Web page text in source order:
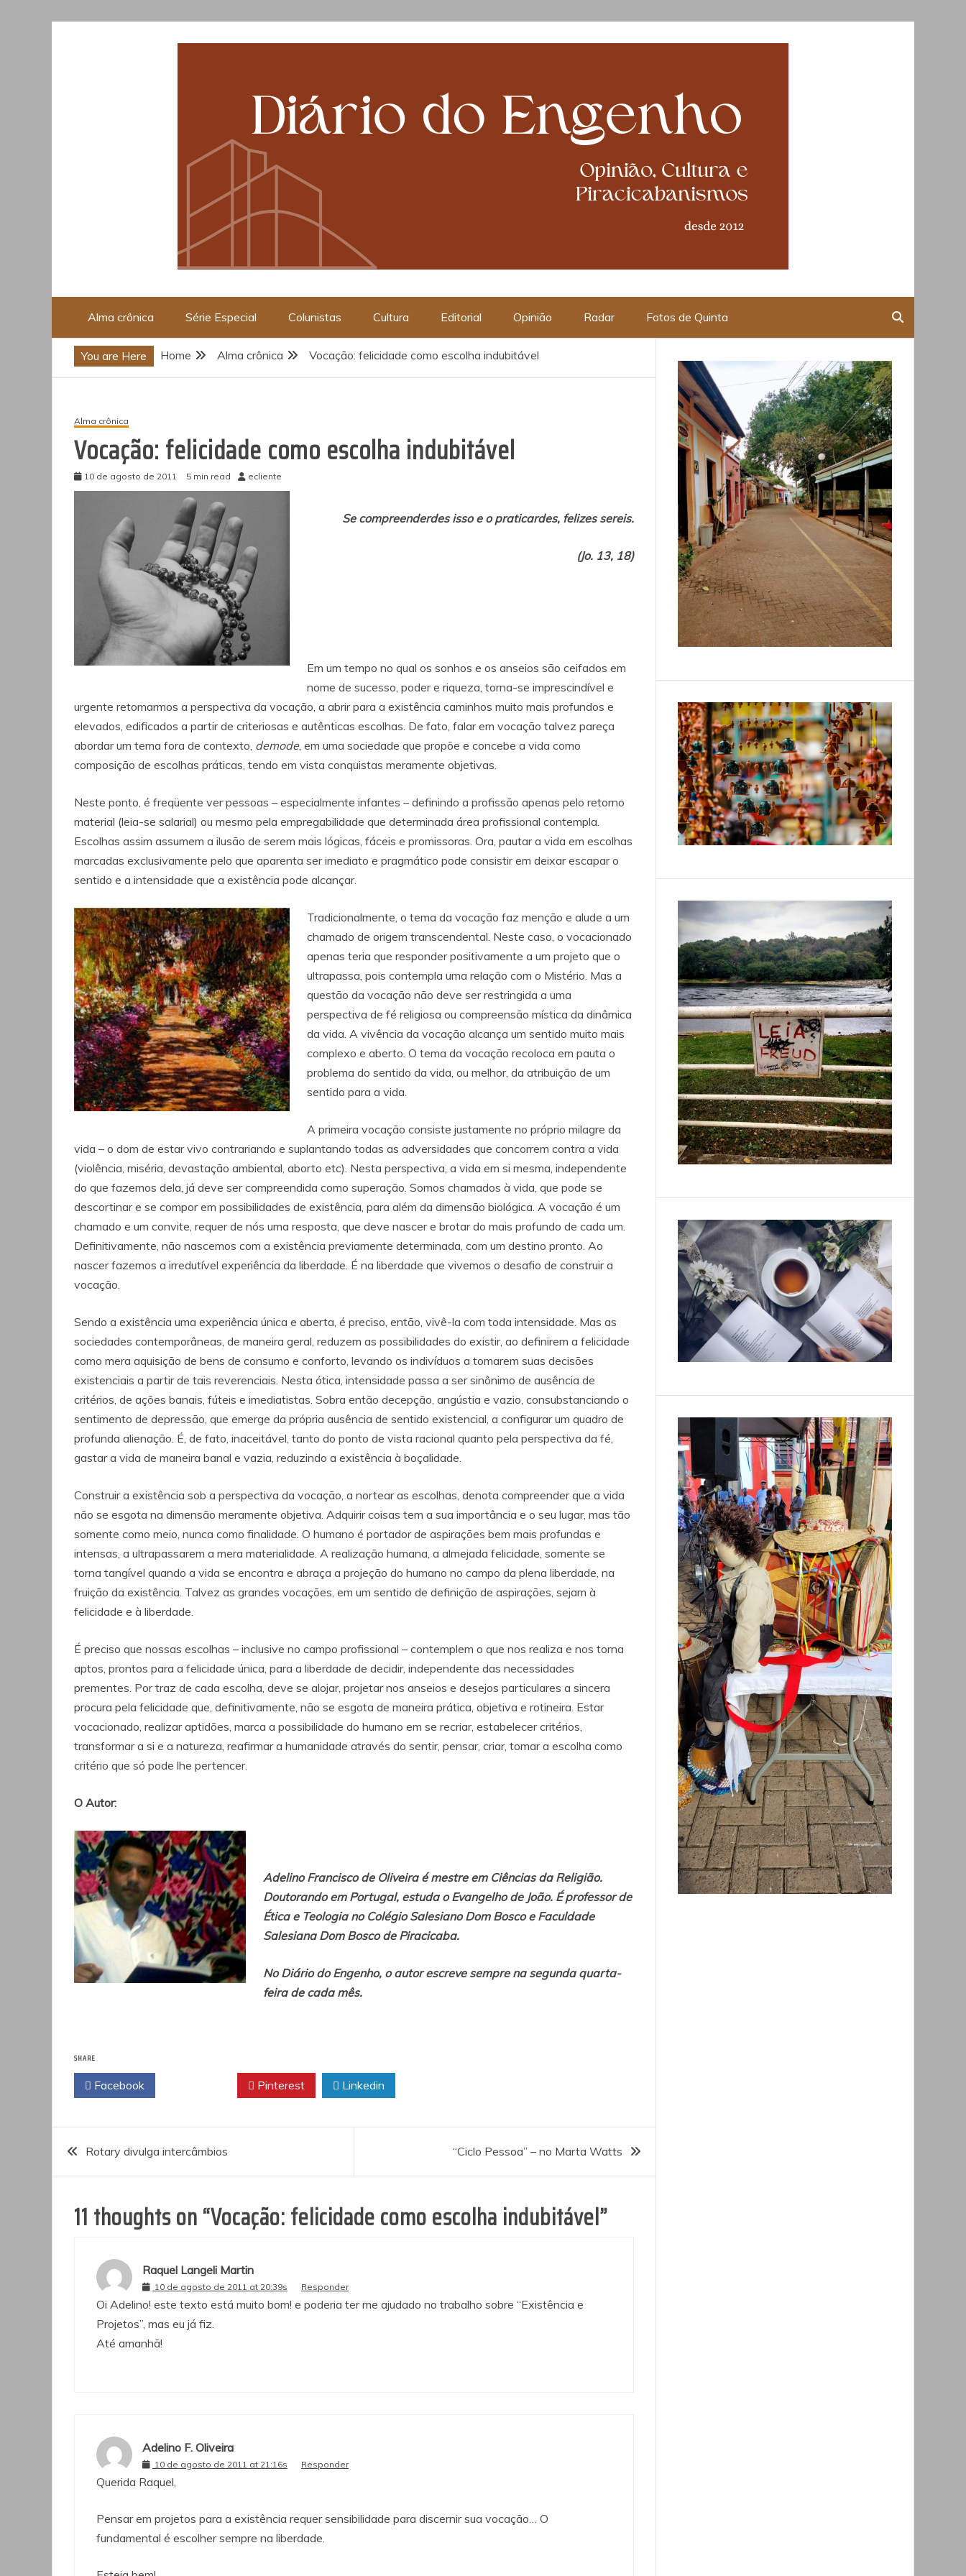
Opinião, Cultura e Piracicabanismos
Alma crônica Série Especial Colunistas Cultura Editorial Opinião Radar Fotos de Quinta
You are Here Home Alma crônica Vocação: felicidade como escolha indubitável
Alma crônica
Vocação: felicidade como escolha indubitável
10 de agosto de 2011 5 min read ecliente
Se compreenderdes isso e o praticardes, felizes sereis.
(Jo. 13, 18)
Em um tempo no qual os sonhos e os anseios são ceifados em
nome de sucesso, poder e riqueza, torna-se imprescindível e
urgente retomarmos a perspectiva da vocação, a abrir para a existência caminhos muito mais profundos e
elevados, edificados a partir de criteriosas e autênticas escolhas. De fato, falar em vocação talvez pareça
abordar um tema fora de contexto, demode, em uma sociedade que propõe e concebe a vida como
composição de escolhas práticas, tendo em vista conquistas meramente objetivas.
Neste ponto, é freqüente ver pessoas – especialmente infantes – definindo a profissão apenas pelo retorno
material (leia-se salarial) ou mesmo pela empregabilidade que determinada área profissional contempla.
Escolhas assim assumem a ilusão de serem mais lógicas, fáceis e promissoras. Ora, pautar a vida em escolhas
marcadas exclusivamente pelo que aparenta ser imediato e pragmático pode consistir em deixar escapar o
sentido e a intensidade que a existência pode alcançar.
Tradicionalmente, o tema da vocação faz menção e alude a um
chamado de origem transcendental. Neste caso, o vocacionado
apenas teria que responder positivamente a um projeto que o
ultrapassa, pois contempla uma relação com o Mistério. Mas a
questão da vocação não deve ser restringida a uma
perspectiva de fé religiosa ou compreensão mística da dinâmica
da vida. A vivência da vocação alcança um sentido muito mais
complexo e aberto. O tema da vocação recoloca em pauta o
problema do sentido da vida, ou melhor, da atribuição de um
sentido para a vida.
A primeira vocação consiste justamente no próprio milagre da
vida – o dom de estar vivo contrariando e suplantando todas as adversidades que concorrem contra a vida
(violência, miséria, devastação ambiental, aborto etc). Nesta perspectiva, a vida em si mesma, independente
do que fazemos dela, já deve ser compreendida como superação. Somos chamados à vida, que pode se
descortinar e se compor em possibilidades de existência, para além da dimensão biológica. A vocação é um
chamado e um convite, requer de nós uma resposta, que deve nascer e brotar do mais profundo de cada um.
Definitivamente, não nascemos com a existência previamente determinada, com um destino pronto. Ao
nascer fazemos a irredutível experiência da liberdade. É na liberdade que vivemos o desafio de construir a
vocação.
Sendo a existência uma experiência única e aberta, é preciso, então, vivê-la com toda intensidade. Mas as
sociedades contemporâneas, de maneira geral, reduzem as possibilidades do existir, ao definirem a felicidade
como mera aquisição de bens de consumo e conforto, levando os indivíduos a tomarem suas decisões
existenciais a partir de tais reverenciais. Nesta ótica, intensidade passa a ser sinônimo de ausência de
critérios, de ações banais, fúteis e imediatistas. Sobra então decepção, angústia e vazio, consubstanciando o
sentimento de depressão, que emerge da própria ausência de sentido existencial, a configurar um quadro de
profunda alienação. É, de fato, inaceitável, tanto do ponto de vista racional quanto pela perspectiva da fé,
gastar a vida de maneira banal e vazia, reduzindo a existência à boçalidade.
Construir a existência sob a perspectiva da vocação, a nortear as escolhas, denota compreender que a vida
não se esgota na dimensão meramente objetiva. Adquirir coisas tem a sua importância e o seu lugar, mas tão
somente como meio, nunca como finalidade. O humano é portador de aspirações bem mais profundas e
intensas, a ultrapassarem a mera materialidade. A realização humana, a almejada felicidade, somente se
torna tangível quando a vida se encontra e abraça a projeção do humano no campo da plena liberdade, na
fruição da existência. Talvez as grandes vocações, em um sentido de definição de aspirações, sejam à
felicidade e à liberdade.
É preciso que nossas escolhas – inclusive no campo profissional – contemplem o que nos realiza e nos torna
aptos, prontos para a felicidade única, para a liberdade de decidir, independente das necessidades
prementes. Por traz de cada escolha, deve se alojar, projetar nos anseios e desejos particulares a sincera
procura pela felicidade que, definitivamente, não se esgota de maneira prática, objetiva e rotineira. Estar
vocacionado, realizar aptidões, marca a possibilidade do humano em se recriar, estabelecer critérios,
transformar a si e a natureza, reafirmar a humanidade através do sentir, pensar, criar, tomar a escolha como
critério que só pode lhe pertencer.
O Autor:
Adelino Francisco de Oliveira é mestre em Ciências da Religião.
Doutorando em Portugal, estuda o Evangelho de João. É professor de
Ética e Teologia no Colégio Salesiano Dom Bosco e Faculdade
Salesiana Dom Bosco de Piracicaba.
No Diário do Engenho, o autor escreve sempre na segunda quarta-
feira de cada mês.
SHARE
Facebook Pinterest Linkedin
Navegação
de
Post
Rotary divulga intercâmbios “Ciclo Pessoa” – no Marta Watts
11 thoughts on “Vocação: felicidade como escolha indubitável”
Raquel Langeli Martin
10 de agosto de 2011 at 20:39s Responder
Oi Adelino! este texto está muito bom! e poderia ter me ajudado no trabalho sobre “Existência e
Projetos”, mas eu já fiz.
Até amanhã!
Adelino F. Oliveira
10 de agosto de 2011 at 21:16s Responder
Querida Raquel,
Pensar em projetos para a existência requer sensibilidade para discernir sua vocação… O
fundamental é escolher sempre na liberdade.